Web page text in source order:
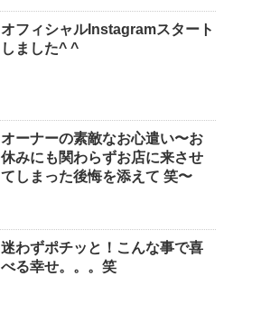
オフィシャルInstagramスタート
しました^ ^
オーナーの素敵なお心遣い〜お
休みにも関わらずお店に来させ
てしまった後悔を添えて 笑〜
迷わずポチッと！こんな事で喜
べる幸せ。。。笑